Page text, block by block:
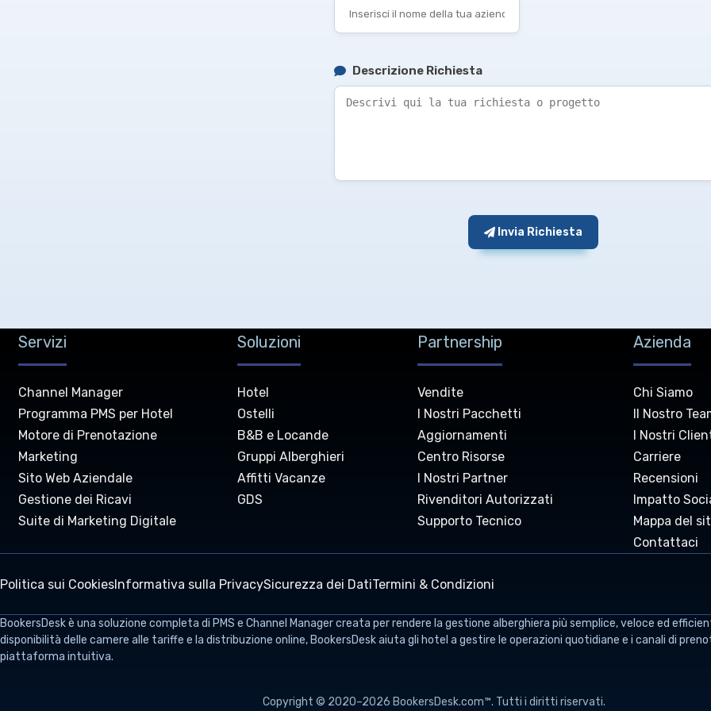
Descrizione Richiesta
Invia Richiesta
Servizi
Channel Manager
Programma PMS per Hotel
Motore di Prenotazione
Marketing
Sito Web Aziendale
Gestione dei Ricavi
Suite di Marketing Digitale
Soluzioni
Hotel
Ostelli
B&B e Locande
Gruppi Alberghieri
Affitti Vacanze
GDS
Partnership
Vendite
I Nostri Pacchetti
Aggiornamenti
Centro Risorse
I Nostri Partner
Rivenditori Autorizzati
Supporto Tecnico
Azienda
Chi Siamo
Il Nostro
I Nostri
Carriere
Recensioni
Impatto
Mappa del
Contattaci
Politica sui CookiesInformativa sulla PrivacySicurezza dei DatiTermini & Condizioni
BookersDeskè una soluzione completa di PMS e Channel Manager creata per rendere la gestione alberghiera più semplice, veloce ed
disponibilità delle camere alle tariffe e la distribuzione online, BookersDesk aiuta gli hotel a gestire le operazioni quotidiane e i canali di
piattaforma intuitiva.
Copyright © 2020–2026 BookersDesk.com™. Tutti i diritti riservati.